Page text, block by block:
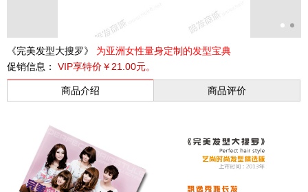
《完美发型大搜罗》 为亚洲女性量身定制的发型宝典
促销信息：
VIP享特价￥21.00元。
商品介绍 商品评价